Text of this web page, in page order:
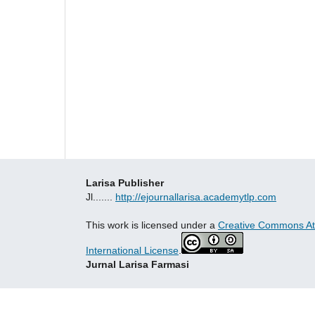
Larisa Publisher
Jl....... http://ejournallarisa.academytlp.com
This work is licensed under a Creative Commons
International License
Jurnal Larisa Farmasi